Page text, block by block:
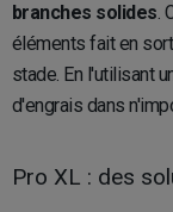
branches solides.
éléments fait en
stade. En l'utilisant
d'engrais dans
Pro XL : des